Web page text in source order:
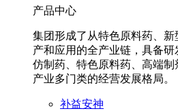
产品中心
集团形成了从特色原料药、
产和应用的全产业链，具备研
仿制药、特色原料药、高端
产业多门类的经营发展格局。
补益安神